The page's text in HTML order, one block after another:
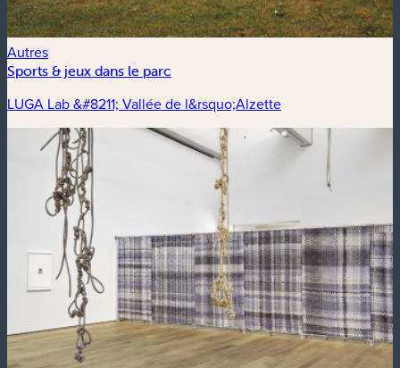
Autres
Sports & jeux dans le parc
LUGA Lab &#8211; Vallée de l&rsquo;Alzette